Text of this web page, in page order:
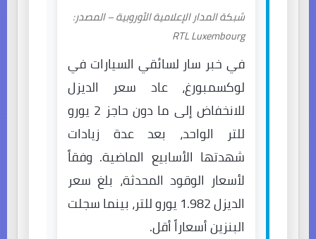
شبكة المدار الإعلامية الأوروبية – المصدر:
RTL Luxembourg
في خبر سار لسائقي السيارات في
لوكسمبورغ، عاد سعر الديزل
للانخفاض إلى ما دون حاجز 2 يورو
للتر الواحد، بعد عدة زيادات
شهدتها الأسابيع الماضية. وفقاً
لأسعار الوقود المحدثة، بلغ سعر
الديزل 1.982 يورو للتر، بينما سجلت
البنزين أسعاراً أقل.